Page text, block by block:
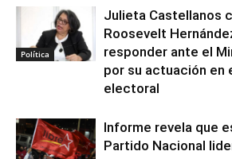
Política
Julieta Castellanos
Roosevelt
responder ante el
por su actuación en
electoral
Informe revela que
Partido Nacional